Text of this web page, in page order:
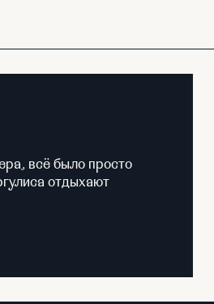
всё было просто
отдыхают